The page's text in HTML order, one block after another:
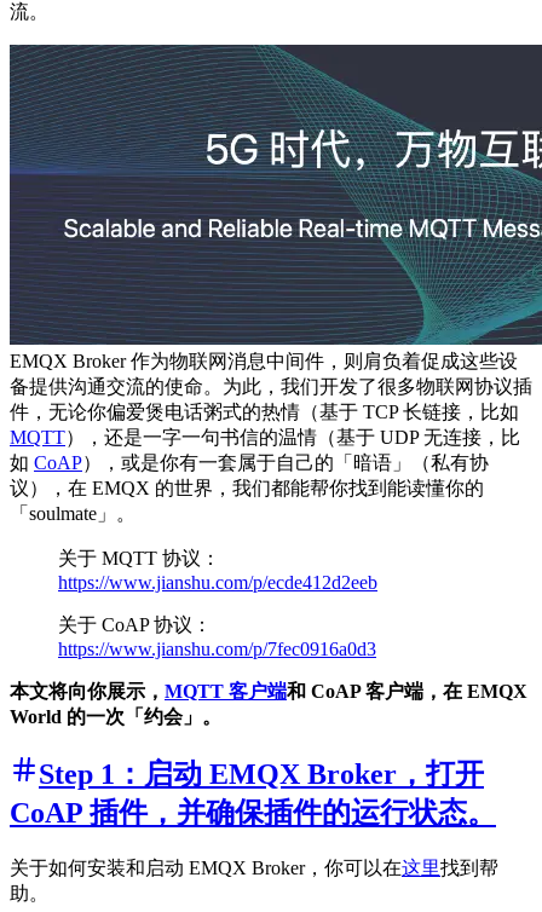
流。
EMQX Broker 作为物联网消息中间件，则肩负着促成这些设
备提供沟通交流的使命。为此，我们开发了很多物联网协议插
件，无论你偏爱煲电话粥式的热情（基于 TCP 长链接，比如
MQTT），还是一字一句书信的温情（基于 UDP 无连接，比
如 CoAP），或是你有一套属于自己的「暗语」（私有协
议），在 EMQX 的世界，我们都能帮你找到能读懂你的
「soulmate」。
关于 MQTT 协议：
https://www.jianshu.com/p/ecde412d2eeb
关于 CoAP 协议：
https://www.jianshu.com/p/7fec0916a0d3
本文将向你展示， MQTT 客户端和 CoAP 客户端，在 EMQX
World 的一次「约会」。
Step 1：启动 EMQX Broker，打开
CoAP 插件，并确保插件的运行状态。
关于如何安装和启动 EMQX Broker，你可以在这里找到帮
助。